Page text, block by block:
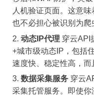
人机验证页面。这意
也不必担心被识别为爬
动态IP代理 穿云API
+城市级动态IP，包括
速度快、稳定性高，而
数据采集服务 穿云
采集托管服务。即使